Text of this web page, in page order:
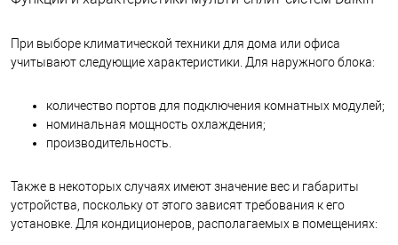
При выборе климатической техники для дома или офиса
учитывают следующие характеристики. Для наружного блока:
количество портов для подключения комнатных модулей;
номинальная мощность охлаждения;
производительность.
Также в некоторых случаях имеют значение вес и габариты
устройства, поскольку от этого зависят требования к его
установке. Для кондиционеров, располагаемых в помещениях: